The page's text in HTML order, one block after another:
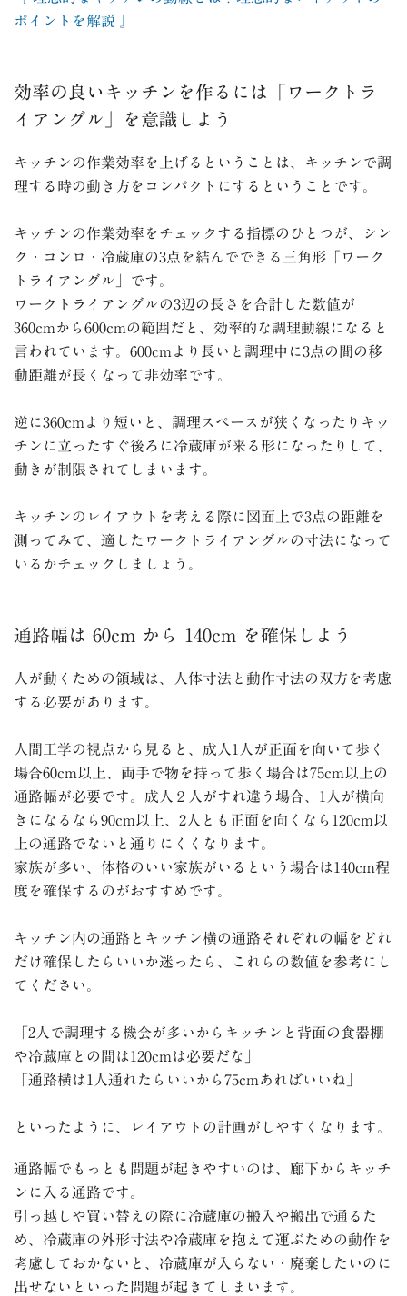
ポイントを解説 』
効率の良いキッチンを作るには「ワークトラ
イアングル」を意識しよう
キッチンの作業効率を上げるということは、キッチンで調
理する時の動き方をコンパクトにするということです。
キッチンの作業効率をチェックする指標のひとつが、シン
ク・コンロ・冷蔵庫の3点を結んでできる三角形「ワーク
トライアングル」です。
ワークトライアングルの3辺の長さを合計した数値が
360cmから 600cmの範囲だと、効率的な調理動線になると
言われています。 600cm より長いと調理中に3点の間の移
動距離が長くなって非効率です。
逆に360cm より短いと、調理スペースが狭くなったりキッ
チンに立ったすぐ後ろに冷蔵庫が来る形になったりして、
動きが制限されてしまいます。
キッチンのレイアウトを考える際に図面上で3点の距離を
測ってみて、適したワークトライアングルの寸法になって
いるかチェックしましょう。
通路幅は 60cm から 140cm を確保しよう
人が動くための領域は、人体寸法と動作寸法の双方を考慮
する必要があります。
人間工学の視点から見ると、成人1 人が正面を向いて歩く
場合60cm以上、両手で物を持って歩く場合は75cm以上の
通路幅が必要です。成人２人がすれ違う場合、 1 人が横向
きになるなら 90cm以上、 2人とも正面を向くなら 120cm以
上の通路でないと通りにくくなります。
家族が多い、体格のいい家族がいるという場合は140cm程
度を確保するのがおすすめです。
キッチン内の通路とキッチン横の通路それぞれの幅をどれ
だけ確保したらいいか迷ったら、これらの数値を参考にし
てください。
「2人で調理する機会が多いからキッチンと背面の食器棚
や冷蔵庫との間は120cmは必要だな」
「通路横は1人通れたらいいから75cmあればいいね」
といったように、レイアウトの計画がしやすくなります。
通路幅でもっとも問題が起きやすいのは、廊下からキッチ
ンに入る通路です。
引っ越しや買い替えの際に冷蔵庫の搬入や搬出で通るた
め、冷蔵庫の外形寸法や冷蔵庫を抱えて運ぶための動作を
考慮しておかないと、冷蔵庫が入らない・廃棄したいのに
出せないといった問題が起きてしまいます。